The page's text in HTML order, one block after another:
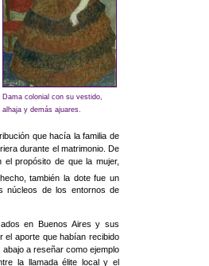
Dama colonial con su vestido,
alhaja y demás ajuares.
que hacía la familia de
durante el matrimonio. De
propósito de que la mujer,
hecho, también la dote fue un
núcleos de los entornos de
en Buenos Aires y sus
el aporte que habían recibido
a reseñar como ejemplo
la llamada élite local y el